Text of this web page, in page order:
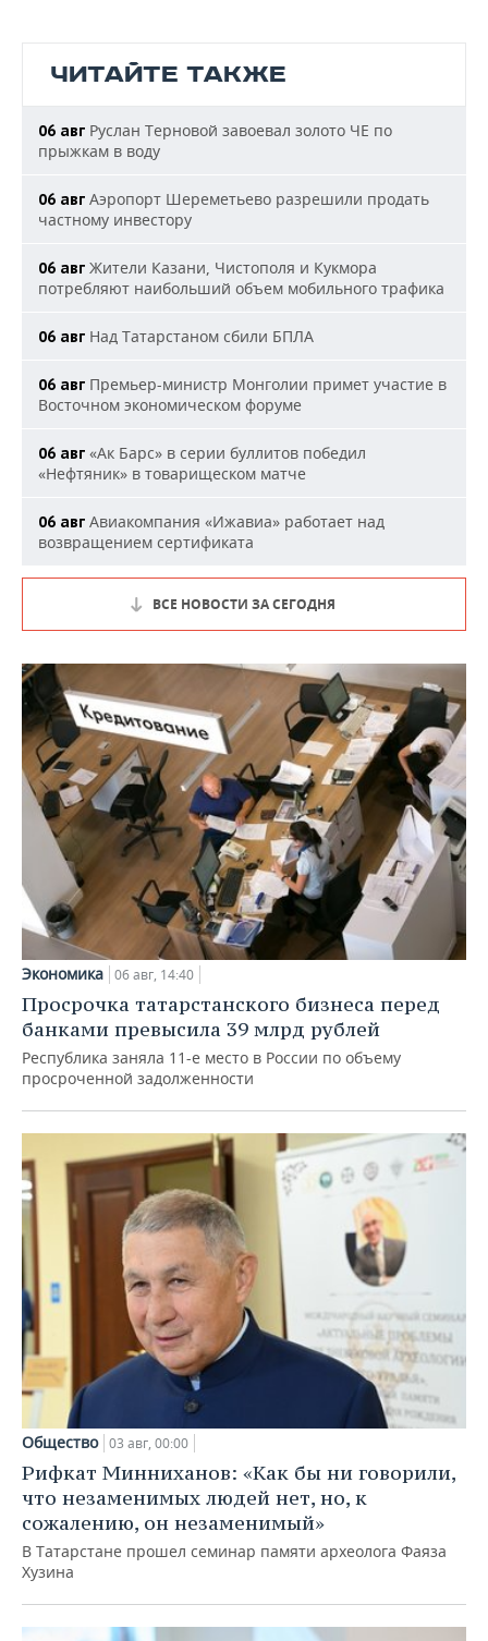
ЧИТАЙТЕ ТАКЖЕ
06 авг Руслан Терновой завоевал золото ЧЕ по
прыжкам в воду
06 авг Аэропорт Шереметьево разрешили продать
частному инвестору
06 авг Жители Казани, Чистополя и Кукмора
потребляют наибольший объем мобильного трафика
06 авг Над Татарстаном сбили БПЛА
06 авг Премьер-министр Монголии примет участие в
Восточном экономическом форуме
06 авг «Ак Барс» в серии буллитов победил
«Нефтяник» в товарищеском матче
06 авг Авиакомпания «Ижавиа» работает над
возвращением сертификата
ВСЕ НОВОСТИ ЗА СЕГОДНЯ
Экономика 06 авг, 14:40
Просрочка татарстанского бизнеса перед
банками превысила 39 млрд рублей
Республика заняла 11-е место в России по объему
просроченной задолженности
Общество 03 авг, 00:00
Рифкат Минниханов: «Как бы ни говорили,
что незаменимых людей нет, но, к
сожалению, он незаменимый»
В Татарстане прошел семинар памяти археолога Фаяза
Хузина